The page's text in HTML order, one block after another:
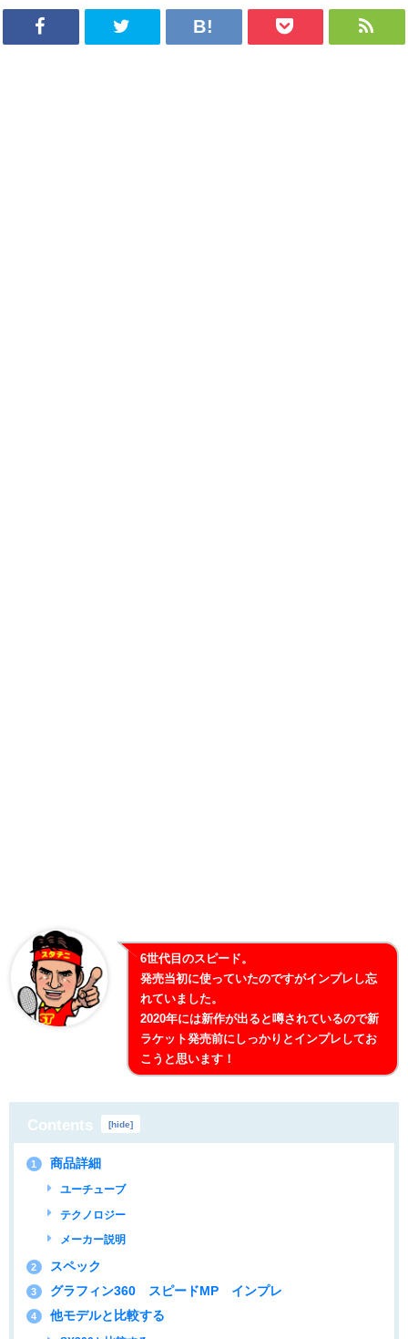
6世代目のスピード。
発売当初に使っていたのですがインプレし忘
れていました。
2020年には新作が出ると噂されているので新
ラケット発売前にしっかりとインプレしてお
こうと思います！
Contents [hide]
1 商品詳細
ユーチューブ
テクノロジー
メーカー説明
2 スペック
3 グラフィン360 スピードMP インプレ
4 他モデルと比較する